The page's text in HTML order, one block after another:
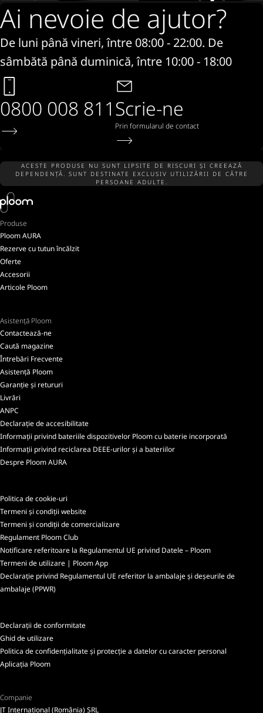
Ai nevoie de ajutor?
De luni până vineri, între 08:00 - 22:00. De
sâmbătă până duminică, între 10:00 - 18:00
0800 008 811Scrie-ne
Prin formularul de contact
ACESTE PRODUSE NU SUNT LIPSITE DE RISCURI ȘI CREEAZĂ
DEPENDENȚĂ. SUNT DESTINATE EXCLUSIV UTILIZĂRII DE CĂTRE
PERSOANE ADULTE.
Produse
Ploom AURA
Rezerve cu tutun încălzit
Oferte
Accesorii
Articole Ploom
Asistență Ploom
Contactează-ne
Caută magazine
Întrebări Frecvente
Asistență Ploom
Garanție și retururi
Livrări
ANPC
Declarație de accesibilitate
Informații privind bateriile dispozitivelor Ploom cu baterie incorporată
Informații privind reciclarea DEEE-urilor și a bateriilor
Despre Ploom AURA
Politica de cookie-uri
Termeni și condiții website
Termeni și condiții de comercializare
Regulament Ploom Club
Notificare referitoare la Regulamentul UE privind Datele – Ploom
Termeni de utilizare | Ploom App
Declarație privind Regulamentul UE referitor la ambalaje și deșeurile de
ambalaje (PPWR)
Declarații de conformitate
Ghid de utilizare
Politica de confidențialitate și protecție a datelor cu caracter personal
Aplicația Ploom
Companie
JT International (România) SRL